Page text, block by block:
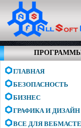
ГЛАВНАЯ
БЕЗОПАСНОСТЬ
БИЗНЕС
ГРАФИКА И ДИЗАЙН
ВСЕ ДЛЯ